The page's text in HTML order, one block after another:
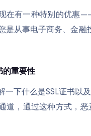
在有一种特别的优惠
是从事电子商务、金
的重要性
一下什么是SSL证书以
道，通过这种方式，